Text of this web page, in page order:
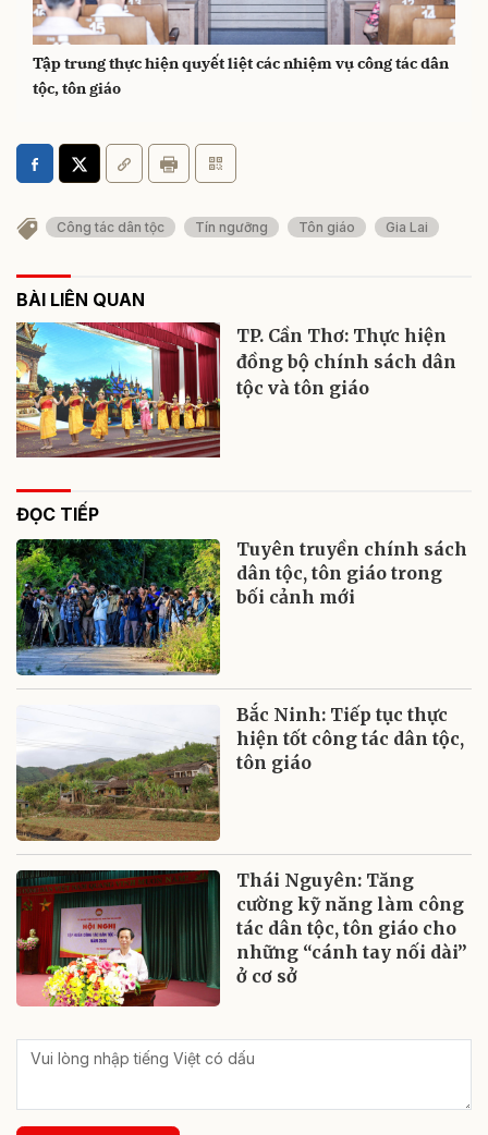
Tập trung thực hiện quyết liệt các nhiệm vụ công tác dân
tộc, tôn giáo
Công tác dân tộc Tín ngưỡng Tôn giáo Gia Lai
BÀI LIÊN QUAN
TP. Cần Thơ: Thực hiện
đồng bộ chính sách dân
tộc và tôn giáo
ĐỌC TIẾP
Tuyên truyền chính sách
dân tộc, tôn giáo trong
bối cảnh mới
Bắc Ninh: Tiếp tục thực
hiện tốt công tác dân tộc,
tôn giáo
Thái Nguyên: Tăng
cường kỹ năng làm công
tác dân tộc, tôn giáo cho
những “cánh tay nối dài”
ở cơ sở